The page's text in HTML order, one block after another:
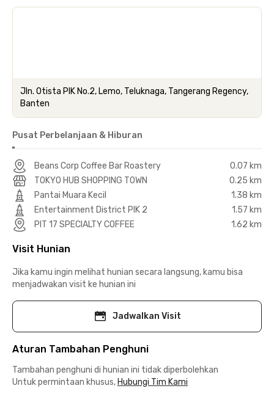
Jln. Otista PIK No.2, Lemo, Teluknaga, Tangerang Regency,
Banten
Pusat Perbelanjaan & Hiburan
Beans Corp Coffee Bar Roastery
0.07 km
TOKYO HUB SHOPPING TOWN
0.25 km
Pantai Muara Kecil
1.38 km
Entertainment District PIK 2
1.57 km
PIT 17 SPECIALTY COFFEE
1.62 km
Visit Hunian
Jika kamu ingin melihat hunian secara langsung, kamu bisa
menjadwakan visit ke hunian ini
Jadwalkan Visit
Aturan Tambahan Penghuni
Tambahan penghuni di hunian ini tidak diperbolehkan
Untuk permintaan khusus, Hubungi Tim Kami